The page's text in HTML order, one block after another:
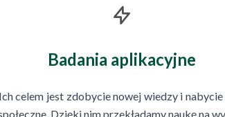
Badania aplikacyjne
celem jest zdobycie nowej wiedzy i
Dzięki nim przekładamy naukę na